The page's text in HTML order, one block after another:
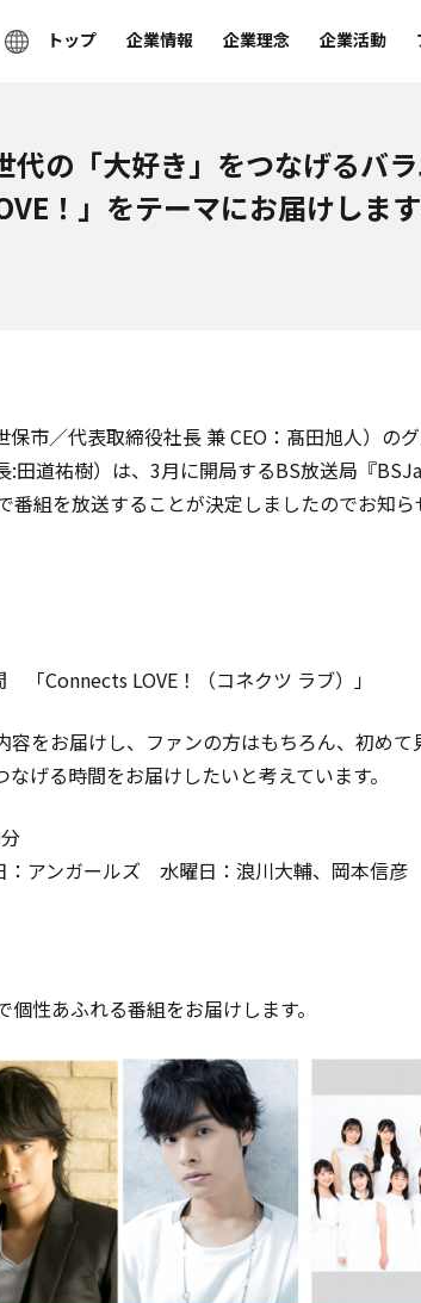
トップ 企業情報 企業理念 企業活動
の「大好き」をつなげるバ
！」をテーマにお届けしま
市／代表取締役社⻑ 兼 CEO：髙⽥旭⼈）の
田道祐樹）は、3月に開局するBS放送局『
組を放送することが決定しましたのでお知ら
Connects LOVE！（コネクツ ラブ）」
をお届けし、ファンの方はもちろん、初め
げる時間をお届けしたいと考えています。
：アンガールズ 水曜日：浪川大輔、岡本
性あふれる番組をお届けします。